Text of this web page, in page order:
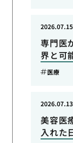
専門医
界と可
2026.07.15
医療
美容医
入れた
2026.07.13